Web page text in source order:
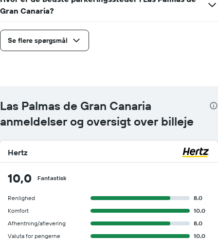
Gran Canaria?
Se flere spørgsmål
Las Palmas de Gran Canaria
anmeldelser og oversigt over billeje
Hertz
10,0 Fantastisk
Renlighed
8.0
Komfort
10.0
Afhentning/aflevering
8.0
Valuta for pengerne
10.0